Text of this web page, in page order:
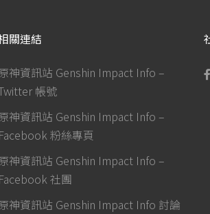
關連結
神資訊站 Genshin Impact Info –
帳號
神資訊站 Genshin Impact Info –
Facebook 粉絲專頁
神資訊站 Genshin Impact Info –
Facebook 社團
神資訊站 Genshin Impact Info 討論